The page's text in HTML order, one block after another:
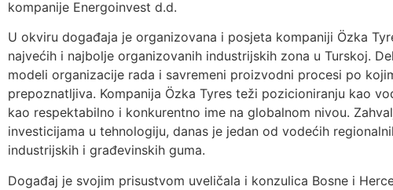
kompanije Energoinvest d.d.
U okviru događaja je organizovana i posjeta kompaniji Özka
najvećih i najbolje organizovanih industrijskih zona u Turskoj.
modeli organizacije rada i savremeni proizvodni procesi po
prepoznatljiva. Kompanija Özka Tyres teži pozicioniranju kao
kao respektabilno i konkurentno ime na globalnom nivou.
investicijama u tehnologiju, danas je jedan od vodećih
industrijskih i građevinskih guma.
Događaj je svojim prisustvom uveličala i konzulica Bosne i